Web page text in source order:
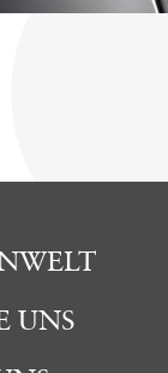
UNS